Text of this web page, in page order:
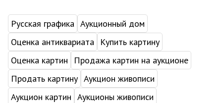
Русская графика Аукционный дом
Оценка антиквариата
Купить картину
Оценка картин
Продажа картин на аукционе
Продать картину Аукцион живописи
Аукцион картин Аукционы живописи